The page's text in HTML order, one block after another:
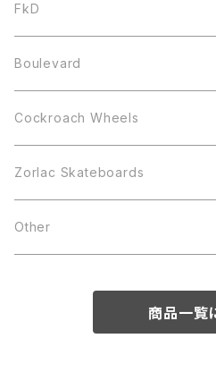
FkD
Boulevard
Cockroach Wheels
Zorlac Skateboards
Other
商品一覧